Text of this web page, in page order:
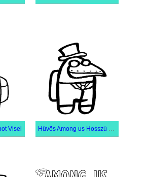
Visel Hűvös Among us Hosszú Csőrrel